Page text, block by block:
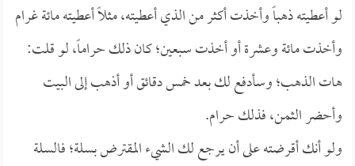
لو أعطيته ذهباً وأخذت أكثر من الذي أعطيته، مثلاً أعطيته مائة غرام
وأخذت مائة وعشرة أو أخذت سبعين؛ كان ذلك حراماً، لو قلت:
هات الذهب؛ وسأدفع لك بعد خمس دقائق أو أذهب إلى البيت
وأحضر الثمن، فذلك حرام.
ولو أنك أقرضته على أن يرجع لك الشيء المقترض بسلة؛ فالسلة